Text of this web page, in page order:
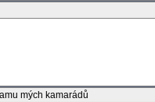
mých kamarádů